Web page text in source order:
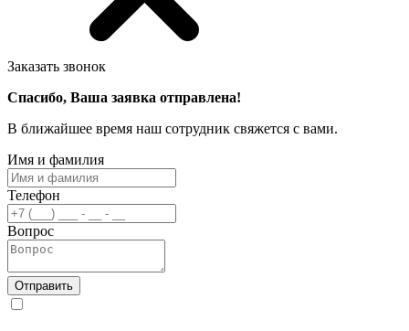
Заказать звонок
Спасибо, Ваша заявка отправлена!
В ближайшее время наш сотрудник свяжется с вами.
Имя и фамилия
Телефон
Вопрос
Отправить